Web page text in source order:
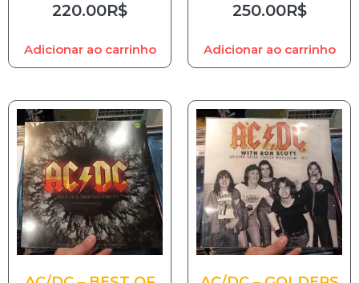
220.00R$
Adicionar ao carrinho
250.00R$
Adicionar ao carrinho